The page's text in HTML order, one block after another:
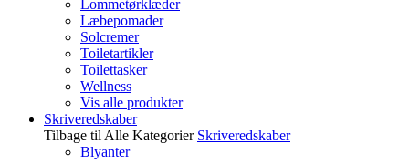
Lommetørklæder
Læbepomader
Solcremer
Toiletartikler
Toilettasker
Wellness
Vis alle produkter
Skriveredskaber
Tilbage til Alle Kategorier Skriveredskaber
Blyanter